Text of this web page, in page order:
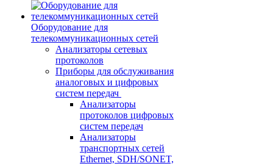
Оборудование для
телекоммуникационных сетей
Анализаторы сетевых
протоколов
Приборы для обслуживания
аналоговых и цифровых
систем передач
Анализаторы
протоколов цифровых
систем передач
Анализаторы
транспортных сетей
Ethernet, SDH/SONET,